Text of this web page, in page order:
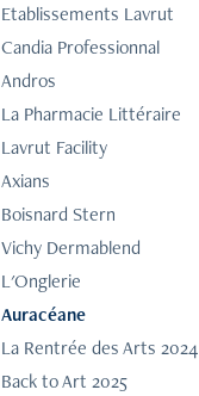
Etablissements Lavrut
Candia Professionnal
Andros
La Pharmacie Littéraire
Lavrut Facility
Axians
Boisnard Stern
Vichy Dermablend
L'Onglerie
Auracéane
La Rentrée des Arts 2024
Back to Art 2025